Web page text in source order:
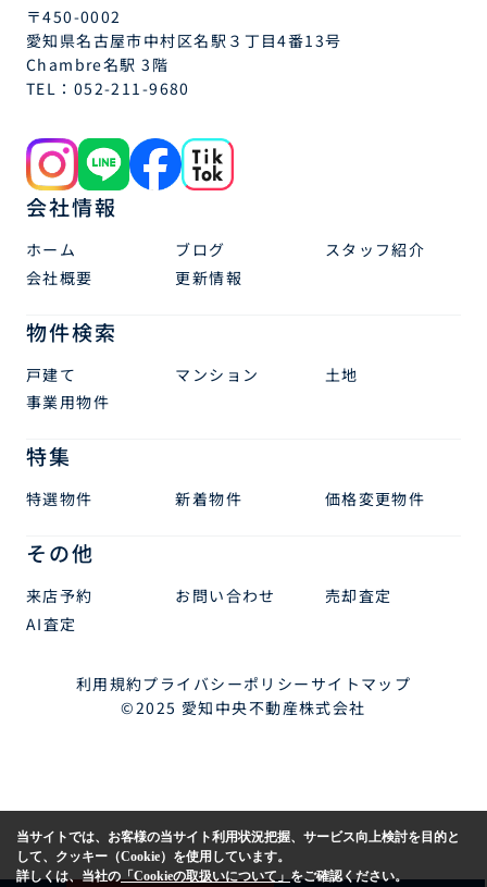
〒450-0002
愛知県名古屋市中村区名駅３丁目4番13号
Chambre名駅 3階
TEL： 052-211-9680
会社情報
ホーム ブログ
スタッフ紹介
会社概要
更新情報
物件検索
戸建て マンション
土地
事業用物件
特集
特選物件 新着物件 価格変更物件
その他
来店予約 お問い合わせ
売却査定
AI査定
利用規約プライバシーポリシーサイトマップ
©2025 愛知中央不動産株式会社
当サイトでは、お客様の当サイト利用状況把握、サービス向上検討を目的と
して、クッキー（Cookie）を使用しています。
詳しくは、当社の 「Cookieの取扱いについて」 をご確認ください。